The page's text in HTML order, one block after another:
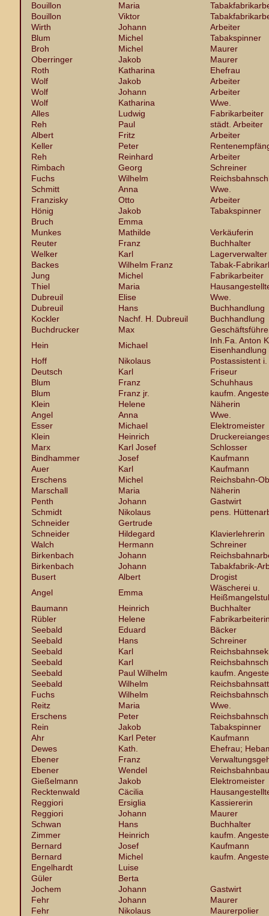
Bouillon
Maria
Bouillon
Viktor
Wirth
Johann
Arbeiter
Blum
Michel
Tabakspinner
Broh
Michel
Maurer
Oberringer
Jakob
Maurer
Roth
Katharina
Ehefrau
Wolf
Jakob
Arbeiter
Wolf
Johann
Arbeiter
Wolf
Katharina
Wwe.
Alles
Ludwig
Fabrikarbeiter
Reh
Paul
städt. Arbeiter
Albert
Fritz
Arbeiter
Keller
Peter
Reh
Reinhard
Arbeiter
Rimbach
Georg
Schreiner
Fuchs
Wilhelm
Schmitt
Anna
Wwe.
Franzisky
Otto
Arbeiter
Hönig
Jakob
Tabakspinner
Bruch
Emma
Munkes
Mathilde
Verkäuferin
Reuter
Franz
Buchhalter
Welker
Karl
Lagerverwalter
Backes
Wilhelm Franz
Tabak-
Jung
Michel
Fabrikarbeiter
Thiel
Maria
Dubreuil
Elise
Wwe.
Dubreuil
Hans
Buchhandlung
Kockler
Nachf. H. Dubreuil
Buchhandlung
Buchdrucker
Max
Hein
Michael
Inh.Fa. Anton
Eisenhandlung
Hoff
Nikolaus
Postassistent i.
Deutsch
Karl
Friseur
Blum
Franz
Schuhhaus
Blum
Franz jr.
kaufm.
Klein
Helene
Näherin
Angel
Anna
Wwe.
Esser
Michael
Elektromeister
Klein
Heinrich
Marx
Karl Josef
Schlosser
Bindhammer
Josef
Kaufmann
Auer
Karl
Kaufmann
Erschens
Michel
Reichsbahn-
Marschall
Maria
Näherin
Penth
Johann
Gastwirt
Schmidt
Nikolaus
pens.
Schneider
Gertrude
Schneider
Hildegard
Klavierlehrerin
Walch
Hermann
Schreiner
Birkenbach
Johann
Birkenbach
Johann
Tabakfabrik-
Busert
Albert
Drogist
Angel
Emma
Wäscherei u.
Baumann
Heinrich
Buchhalter
Rübler
Helene
Seebald
Eduard
Bäcker
Seebald
Hans
Schreiner
Seebald
Karl
Seebald
Karl
Seebald
Paul Wilhelm
kaufm.
Seebald
Wilhelm
Fuchs
Wilhelm
Reitz
Maria
Wwe.
Erschens
Peter
Rein
Jakob
Tabakspinner
Ahr
Karl Peter
Kaufmann
Dewes
Kath.
Ehefrau;
Ebener
Franz
Ebener
Wendel
Gießelmann
Jakob
Elektromeister
Recktenwald
Cäcilia
Reggiori
Ersiglia
Kassiererin
Reggiori
Johann
Maurer
Schwan
Hans
Buchhalter
Zimmer
Heinrich
kaufm.
Bernard
Josef
Kaufmann
Bernard
Michel
kaufm.
Engelhardt
Luise
Güler
Berta
Jochem
Johann
Gastwirt
Fehr
Johann
Maurer
Fehr
Nikolaus
Maurerpolier